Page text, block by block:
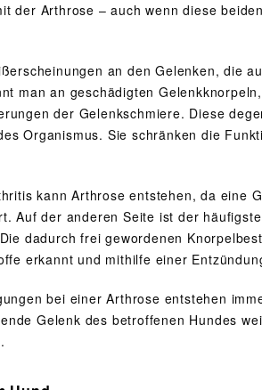
der Arthrose – auch wenn diese
an den Gelenken, die
man an geschädigten
der Gelenkschmiere. Diese
Organismus. Sie schränken die
kann Arthrose entstehen, da eine
Auf der anderen Seite ist der
dadurch frei gewordenen
erkannt und mithilfe einer
bei einer Arthrose entstehen
Gelenk des betroffenen Hundes